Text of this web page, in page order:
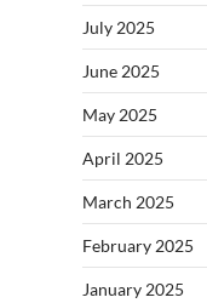
July 2025
June 2025
May 2025
April 2025
March 2025
February 2025
January 2025